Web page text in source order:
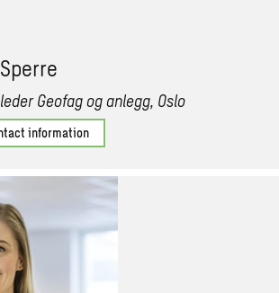
Geofag og anlegg, Oslo
information